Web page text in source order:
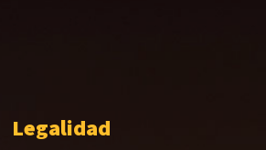
Legalidad